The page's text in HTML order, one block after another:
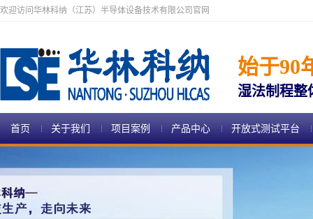
欢迎访问华林科纳（江苏）半导体设备技术有限公司官网
始于90
湿法制程整
首页 关于我们 项目案例 产品中心 开放式测试平台